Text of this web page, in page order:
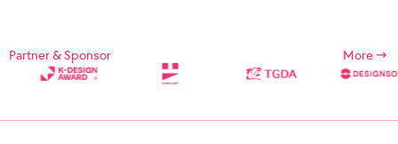
Partner & Sponsor More